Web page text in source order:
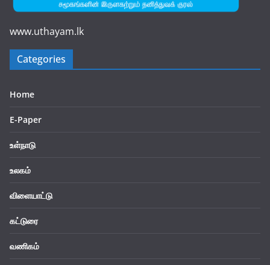
www.uthayam.lk
Categories
Home
E-Paper
உள்நாடு
உலகம்
விளையாட்டு
கட்டுரை
வணிகம்